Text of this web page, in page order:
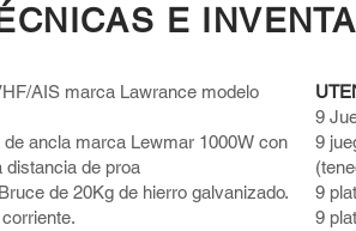
E
AIS marca Lawrance modelo
de ancla marca Lewmar 1000W con
distancia de proa
de 20Kg de hierro galvanizado.
9
9
9
9